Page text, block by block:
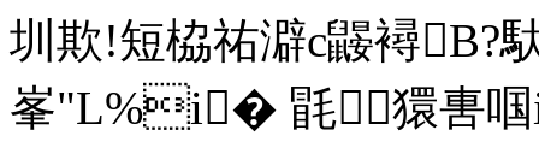
圳欺!短栛祐澼c鼹襑B?
峯"L%i� 毷﹋獧軎